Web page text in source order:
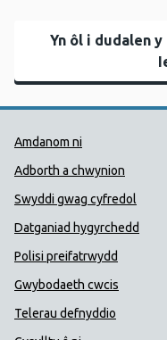
Yn ôl i dudalen y
Dolenni
Amdanom ni
Adborth a chwynion
Swyddi gwag cyfredol
Datganiad hygyrchedd
Polisi preifatrwydd
Gwybodaeth cwcis
Telerau defnyddio